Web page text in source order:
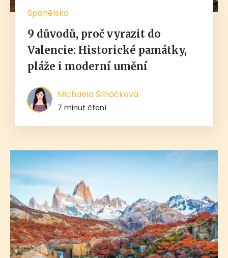
Španělsko
9 důvodů, proč vyrazit do
Valencie: Historické památky,
pláže i moderní umění
Michaela Šilháčková
7 minut čtení